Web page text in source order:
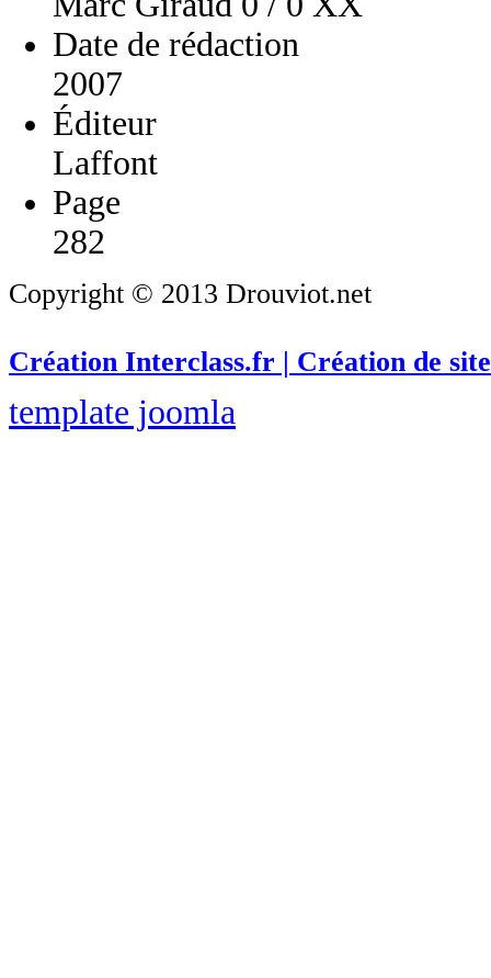
Date de rédaction
2007
Éditeur
Laffont
Page
282
Copyright © 2013 Drouviot.net
Création Interclass.fr | Création de
template joomla